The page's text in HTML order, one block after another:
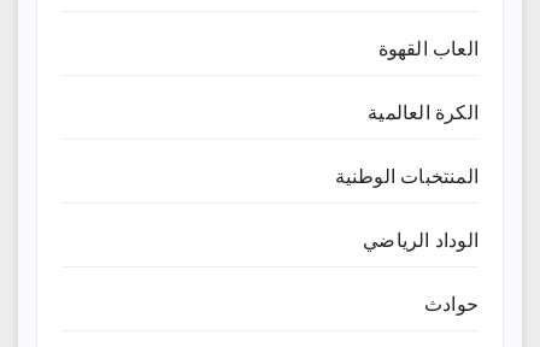
العاب القهوة
الكرة العالمية
المنتخبات الوطنية
الوداد الرياضي
حوادث